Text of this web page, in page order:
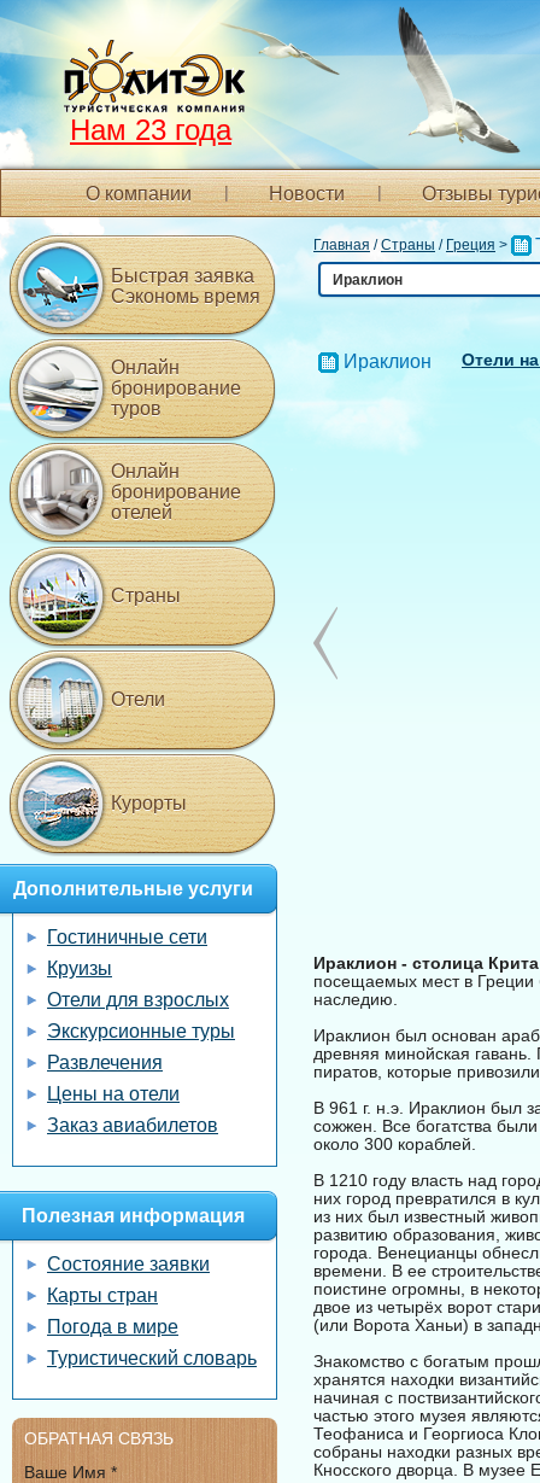
Нам 23 года
О компании Новости Отзывы
Главная /Страны / Греция >
Ираклион
Ираклион Отели
Ираклион - столица Крита
посещаемых мест в Греции
наследию.
Ираклион был основан
древняя минойская
пиратов, которые
В 961 г. н.э. Ираклион был
сожжен. Все богатства
около 300 кораблей.
В 1210 году власть над
них город превратился в
из них был известный
развитию образования,
города. Венецианцы
времени. В ее
поистине огромны, в
двое из четырёх ворот
(или Ворота Ханьи) в
Знакомство с богатым
хранятся находки
начиная с
частью этого музея
Теофаниса и Георгиоса
собраны находки разных
Кносского дворца. В музее
Быстрая заявка
Сэкономь время
Онлайн
бронирование
туров
Онлайн
бронирование
отелей
Страны
Отели
Курорты
Дополнительные услуги
Гостиничные сети
Круизы
Отели для взрослых
Экскурсионные туры
Развлечения
Цены на отели
Заказ авиабилетов
Полезная информация
Состояние заявки
Карты стран
Погода в мире
Туристический словарь
ОБРАТНАЯ СВЯЗЬ
Ваше Имя *